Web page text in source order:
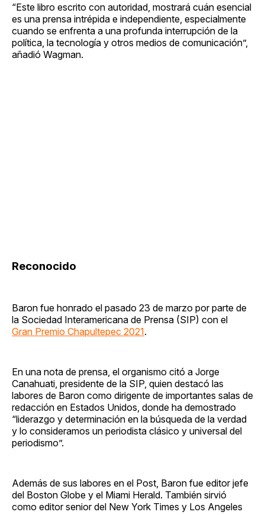
“Este libro escrito con autoridad, mostrará cuán esencial
es una prensa intrépida e independiente, especialmente
cuando se enfrenta a una profunda interrupción de la
política, la tecnología y otros medios de comunicación”,
añadió Wagman.
Reconocido
Baron fue honrado el pasado 23 de marzo por parte de
la Sociedad Interamericana de Prensa (SIP) con el
Gran Premio Chapultepec 2021.
En una nota de prensa, el organismo citó a Jorge
Canahuati, presidente de la SIP, quien destacó las
labores de Baron como dirigente de importantes salas de
redacción en Estados Unidos, donde ha demostrado
“liderazgo y determinación en la búsqueda de la verdad
y lo consideramos un periodista clásico y universal del
periodismo”.
Además de sus labores en el Post, Baron fue editor jefe
del Boston Globe y el Miami Herald. También sirvió
como editor senior del New York Times y Los Angeles